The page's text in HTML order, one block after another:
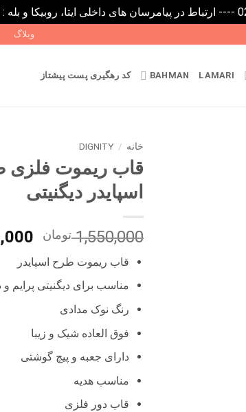
وبلاگ
LAMARI
BAHMAN کد رهگیری پست پیشتاز
خانه /
DIGNITY
قاب ریموت فلزی
اسپایدر دیگنیتی
1,550,000 تومان
اصلی
بود.
قاب ریموت طرح اسپایدر
مناسب برای دیگنیتی پرایم و
رنگ نوک مدادی
فوق العاده شیک و زیبا
دارای جعبه و پیچ گوشتی
مناسب هدیه
قاب دور فلزی